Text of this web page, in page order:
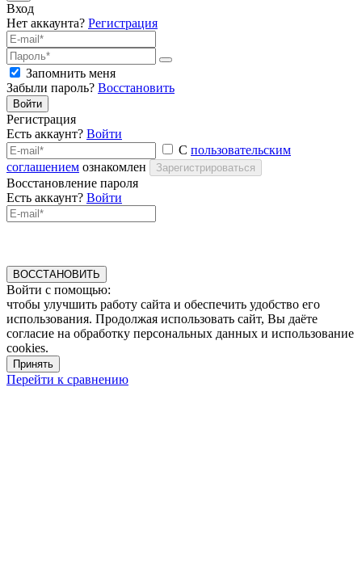
Вход
Нет аккаунта? Регистрация
Запомнить меня
Забыли пароль? Восстановить
Войти
Регистрация
Есть аккаунт? Войти
С пользовательским
соглашением ознакомлен Зарегистрироваться
Восстановление пароля
Есть аккаунт? Войти
ВОССТАНОВИТЬ
Войти с помощью:
чтобы улучшить работу сайта и обеспечить удобство его
использования. Продолжая использовать сайт, Вы даёте
согласие на обработку персональных данных и использование
cookies.
Принять
Перейти к сравнению